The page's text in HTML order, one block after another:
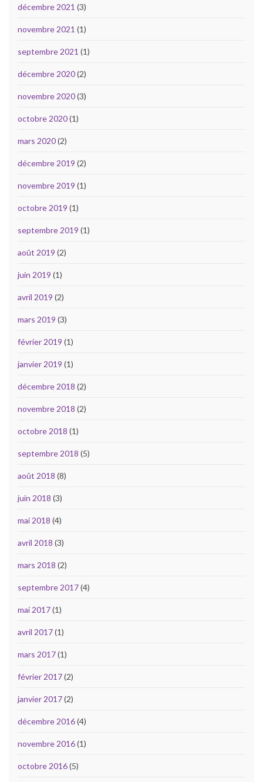
décembre 2021 (3)
novembre 2021 (1)
septembre 2021 (1)
décembre 2020(2)
novembre 2020(3)
octobre 2020(1)
mars 2020(2)
décembre 2019 (2)
novembre 2019 (1)
octobre 2019 (1)
septembre 2019 (1)
août 2019 (2)
juin 2019 (1)
avril 2019 (2)
mars 2019 (3)
février 2019 (1)
janvier 2019 (1)
décembre 2018 (2)
novembre 2018 (2)
octobre 2018 (1)
septembre 2018 (5)
août 2018 (8)
juin 2018 (3)
mai 2018 (4)
avril 2018 (3)
mars 2018 (2)
septembre 2017(4)
mai 2017(1)
avril 2017(1)
mars 2017(1)
février 2017(2)
janvier 2017(2)
décembre 2016(4)
novembre 2016(1)
octobre 2016(5)